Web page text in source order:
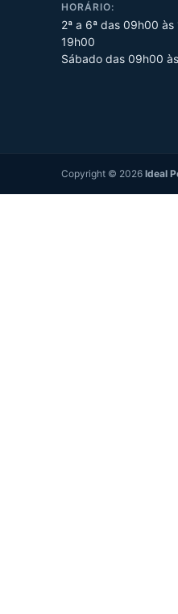
HORÁRIO:
2ª a 6ª das 09h00
19h00
Sábado das 09h00
Copyright © 2026 Ideal